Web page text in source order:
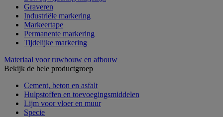
Graveren
Industriële markering
Markeertape
Permanente markering
Tijdelijke markering
Materiaal voor ruwbouw en afbouw
Bekijk de hele productgroep
Cement, beton en asfalt
Hulpstoffen en toevoegingsmiddelen
Lijm voor vloer en muur
Specie